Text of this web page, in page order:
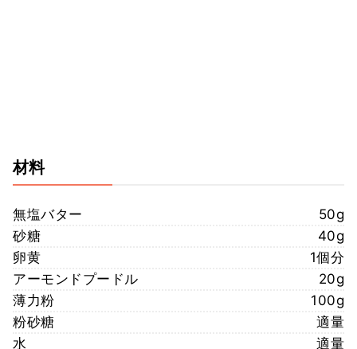
材料
無塩バター
50g
砂糖
40g
卵黄
1個分
アーモンドプードル
20g
薄力粉
100g
粉砂糖
適量
水
適量